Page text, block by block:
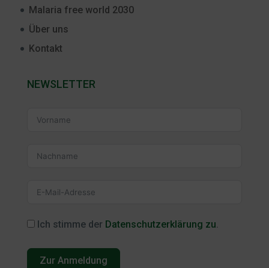
Malaria free world 2030
Über uns
Kontakt
NEWSLETTER
Ich stimme der Datenschutzerklärung zu.
Zur Anmeldung